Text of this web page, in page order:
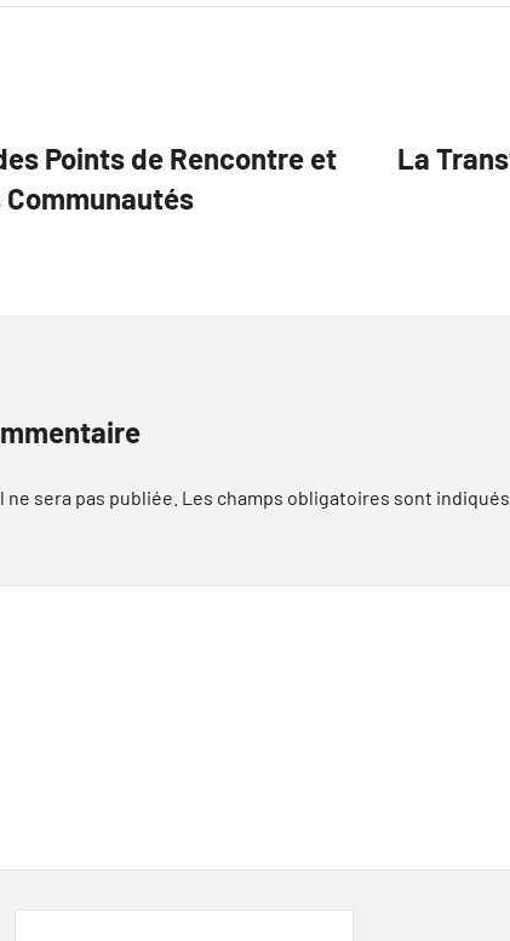
Points de Rencontre et
La
sera pas publiée. Les champs obligatoires sont